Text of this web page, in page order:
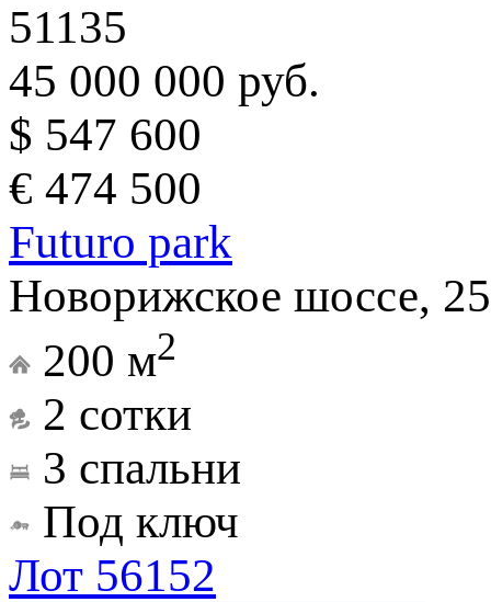
51135
45 000 000 руб.
$ 547 600
€ 474 500
Futuro park
Новорижское шоссе,
200 м2
2 сотки
3 спальни
Под ключ
Лот 56152